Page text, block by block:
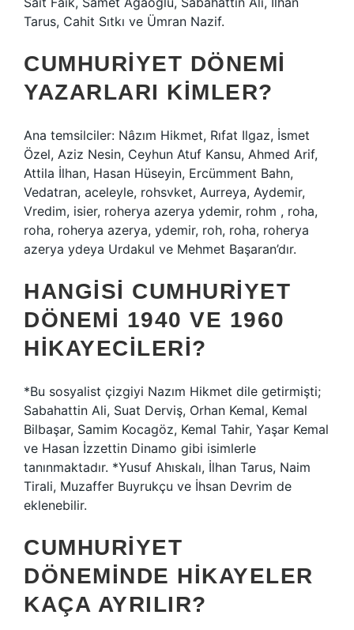
Tarus, Cahit Sıtkı ve Ümran Nazif.
CUMHURIYET DÖNEMI
YAZARLARI KIMLER?
Ana temsilciler: Nâzım Hikmet, Rıfat Ilgaz, İsmet
Özel, Aziz Nesin, Ceyhun Atuf Kansu, Ahmed Arif,
Attila İlhan, Hasan Hüseyin, Ercümment Bahn,
Vedatran, aceleyle, rohsvket, Aurreya, Aydemir,
Vredim, isier, roherya azerya ydemir, rohm , roha,
roha, roherya azerya, ydemir, roh, roha, roherya
azerya ydeya Urdakul ve Mehmet Başaran’dır.
HANGISI CUMHURIYET
DÖNEMI 1940 VE 1960
HIKAYECILERI?
*Bu sosyalist çizgiyi Nazım Hikmet dile getirmişti;
Sabahattin Ali, Suat Derviş, Orhan Kemal, Kemal
Bilbaşar, Samim Kocagöz, Kemal Tahir, Yaşar Kemal
ve Hasan İzzettin Dinamo gibi isimlerle
tanınmaktadır. *Yusuf Ahıskalı, İlhan Tarus, Naim
Tirali, Muzaffer Buyrukçu ve İhsan Devrim de
eklenebilir.
CUMHURIYET
DÖNEMINDE HIKAYELER
KAÇA AYRILIR?